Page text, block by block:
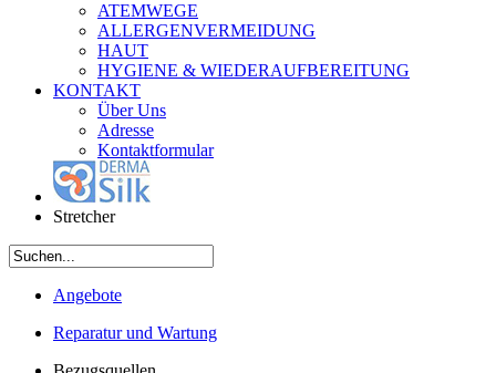
ATEMWEGE
ALLERGENVERMEIDUNG
HAUT
HYGIENE & WIEDERAUFBEREITUNG
KONTAKT
Über Uns
Adresse
Kontaktformular
Stretcher
Angebote
Reparatur und Wartung